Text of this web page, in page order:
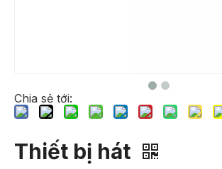
Chia sẻ tới:
Thiết bị hát